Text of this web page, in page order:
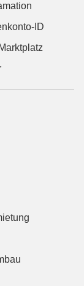
ID